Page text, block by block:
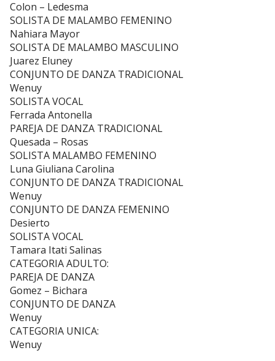
Colon – Ledesma
SOLISTA DE MALAMBO FEMENINO
Nahiara Mayor
SOLISTA DE MALAMBO MASCULINO
Juarez Eluney
CONJUNTO DE DANZA TRADICIONAL
Wenuy
SOLISTA VOCAL
Ferrada Antonella
PAREJA DE DANZA TRADICIONAL
Quesada – Rosas
SOLISTA MALAMBO FEMENINO
Luna Giuliana Carolina
CONJUNTO DE DANZA TRADICIONAL
Wenuy
CONJUNTO DE DANZA FEMENINO
Desierto
SOLISTA VOCAL
Tamara Itati Salinas
CATEGORIA ADULTO:
PAREJA DE DANZA
Gomez – Bichara
CONJUNTO DE DANZA
Wenuy
CATEGORIA UNICA:
Wenuy